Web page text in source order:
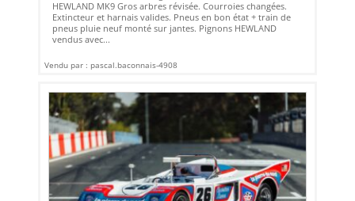
HEWLAND MK9 Gros arbres révisée. Courroies changées.
Extincteur et harnais valides. Pneus en bon état + train de
pneus pluie neuf monté sur jantes. Pignons HEWLAND
vendus avec...
Vendu par : pascal.baconnais-4908